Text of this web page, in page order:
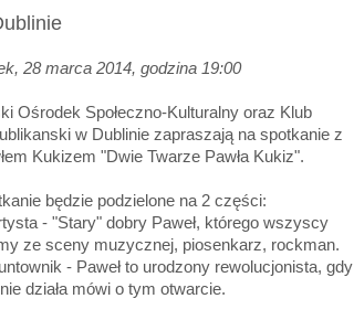
28 marca 2014, godzina 19:00
Ośrodek Społeczno-Kulturalny oraz Klub
w Dublinie zapraszają na spotkanie z
Kukizem "Dwie Twarze Pawła Kukiz".
będzie podzielone na 2 części:
- "Stary" dobry Paweł, którego wszyscy
ze sceny muzycznej, piosenkarz, rockman.
- Paweł to urodzony rewolucjonista, gdy
działa mówi o tym otwarcie.